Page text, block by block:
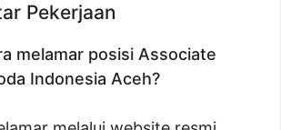
Pekerjaan
melamar posisi Associate
Indonesia Aceh?